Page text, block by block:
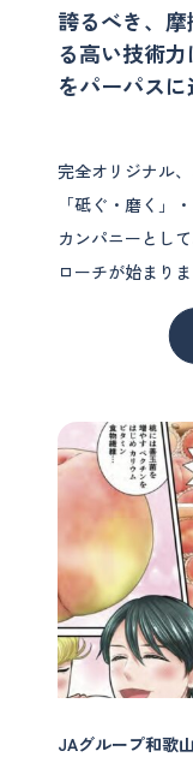
誇るべき、
る高い技術
をパーパスに
完全オリジナル
「砥ぐ・磨く」
カンパニーとし
ローチが始まりま
JAグループ和歌山